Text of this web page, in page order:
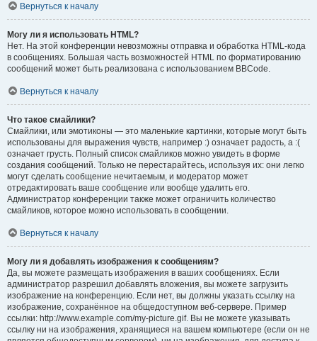
Вернуться к началу
Могу ли я использовать HTML?
Нет. На этой конференции невозможны отправка и обработка HTML-кода
в сообщениях. Большая часть возможностей HTML по форматированию
сообщений может быть реализована с использованием BBCode.
Вернуться к началу
Что такое смайлики?
Смайлики, или эмотиконы — это маленькие картинки, которые могут быть
использованы для выражения чувств, например :) означает радость, а :(
означает грусть. Полный список смайликов можно увидеть в форме
создания сообщений. Только не перестарайтесь, используя их: они легко
могут сделать сообщение нечитаемым, и модератор может
отредактировать ваше сообщение или вообще удалить его.
Администратор конференции также может ограничить количество
смайликов, которое можно использовать в сообщении.
Вернуться к началу
Могу ли я добавлять изображения к сообщениям?
Да, вы можете размещать изображения в ваших сообщениях. Если
администратор разрешил добавлять вложения, вы можете загрузить
изображение на конференцию. Если нет, вы должны указать ссылку на
изображение, сохранённое на общедоступном веб-сервере. Пример
ссылки: http://www.example.com/my-picture.gif. Вы не можете указывать
ссылку ни на изображения, хранящиеся на вашем компьютере (если он не